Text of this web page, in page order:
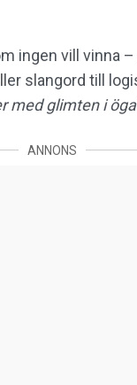
ingen vill vinna
slangord till
med glimten i
ANNONS